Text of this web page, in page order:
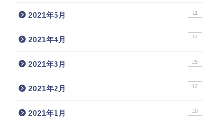
2021年5月 11
2021年4月 24
2021年3月 25
2021年2月 12
2021年1月 20